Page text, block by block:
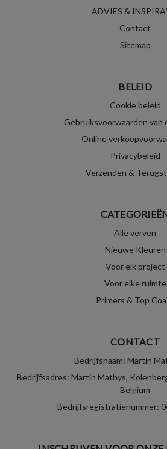
ADVIES &
Contact
Sitemap
BELEID
Cookie beleid
Gebruiksvoorwaarden van
Online
Privacybeleid
Verzenden &
Alle verven
Nieuwe Kleuren
Voor elk project
Voor elke ruimte
Primers & Top
CONTACT
Bedrijfsnaam: Martin
Bedrijfsadres: Martin Mathys,
Belgium
Bedrijfsregistratienummer: